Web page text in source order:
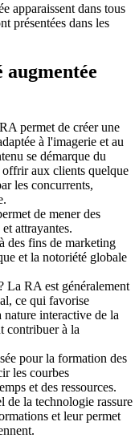
apparaissent dans tous
présentées dans les
augmentée
permet de créer une
à l'imagerie et au
se démarque du
offrir aux clients quelque
les concurrents,
de mener des
attrayantes.
des fins de marketing
et la notoriété globale
La RA est généralement
ce qui favorise
interactive de la
contribuer à la
pour la formation des
les courbes
et des ressources.
de la technologie rassure
et leur permet